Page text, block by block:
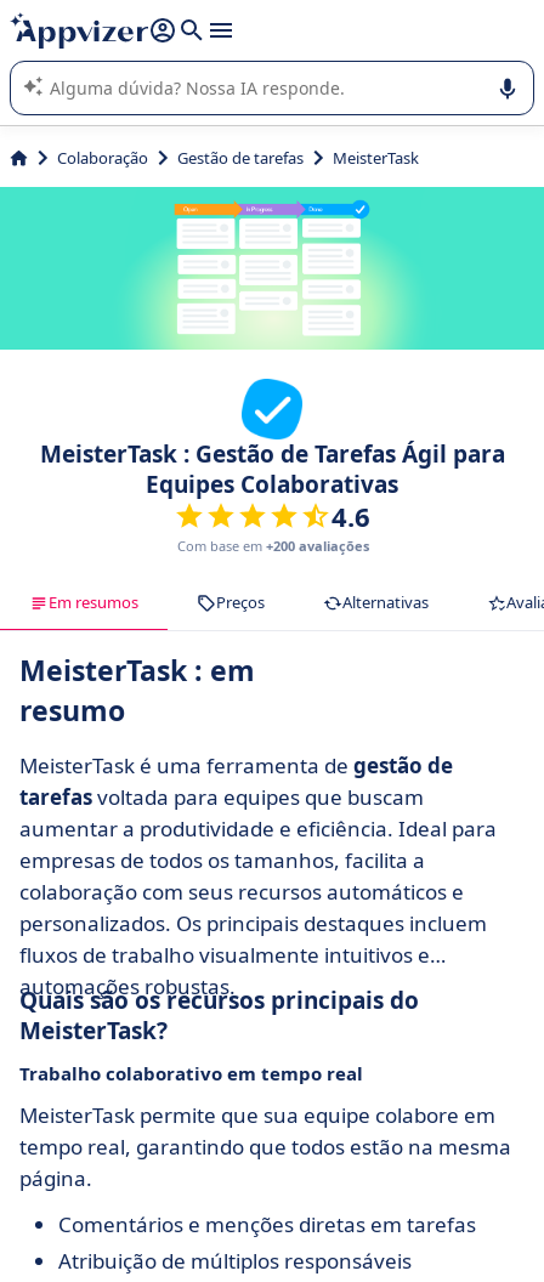
de nossa IA (várias linhas com
A IA do Appvizer o orienta no uso ou na seleção de software
SaaS para sua empresa.
Colaboração Gestão de tarefas MeisterTask
MeisterTask : Gestão de Tarefas Ágil para
Equipes Colaborativas
4.6
Com base em +200 avaliações
Em resumos Preços Alternativas
MeisterTask : em
resumo
MeisterTask é uma ferramenta de gestão de
tarefasvoltada para equipes que buscam
aumentar a produtividade e eficiência. Ideal para
empresas de todos os tamanhos, facilita a
colaboração com seus recursos automáticos e
personalizados. Os principais destaques incluem
fluxos de trabalho visualmente intuitivos e
automações robustas.
Quais são os recursos principais do
MeisterTask?
Trabalho colaborativo em tempo real
MeisterTask permite que sua equipe colabore em
tempo real, garantindo que todos estão na mesma
página.
Comentários e menções diretas em tarefas
Atribuição de múltiplos responsáveis